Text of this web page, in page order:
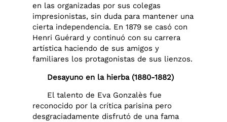
en las organizadas por sus colegas
impresionistas, sin duda para mantener una
cierta independencia. En 1879 se casó con
Henri Guérard y continuó con su carrera
artística haciendo de sus amigos y
familiares los protagonistas de sus lienzos.
Desayuno en la hierba (1880-1882)
El talento de Eva Gonzalès fue
reconocido por la crítica parisina pero
desgraciadamente disfrutó de una fama